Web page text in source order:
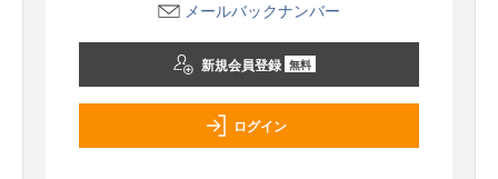
メールバックナンバー
新規会員登録 無料
ログイン